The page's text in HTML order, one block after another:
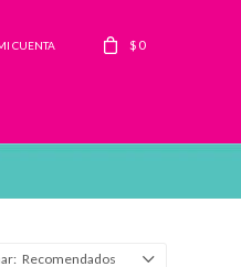
$ 0
Recomendados